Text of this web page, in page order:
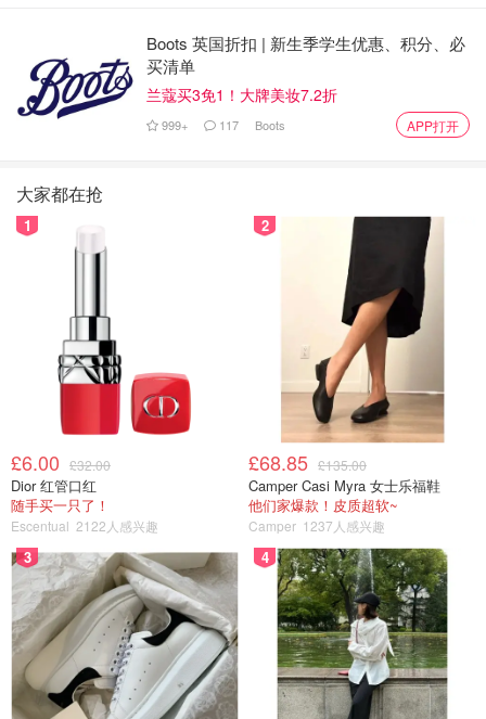
Boots 英国折扣 | 新生季学生优惠、积分、必
买清单
兰蔻买3免1！大牌美妆7.2折
999+ 117 Boots APP打开
大家都在抢
1
£6.00 £32.00
Dior 红管口红
随手买一只了！
Escentual 2122人感兴趣
2
£68.85 £135.00
Camper Casi Myra 女士乐福鞋
他们家爆款！皮质超软~
Camper 1237人感兴趣
3 4